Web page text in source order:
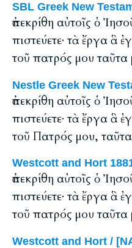
SBL Greek New
ἀπεκρίθη αὐτοῖς ὁ
πιστεύετε· τὰ ἔργα ἃ
τοῦ πατρός μου ταῦτα
Nestle Greek New
ἀπεκρίθη αὐτοῖς ὁ
πιστεύετε· τὰ ἔργα ἃ
τοῦ Πατρός μου, ταῦτα
Westcott and Hort
ἀπεκρίθη αὐτοῖς ὁ
πιστεύετε· τὰ ἔργα ἃ
τοῦ πατρός μου ταῦτα
Westcott and Hort /